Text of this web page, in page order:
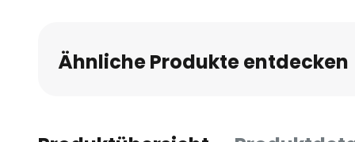
Ähnliche Produkte entdecken